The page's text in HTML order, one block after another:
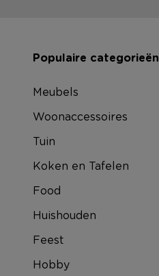
Populaire categorieën
Meubels
Woonaccessoires
Tuin
Koken en Tafelen
Food
Huishouden
Feest
Hobby